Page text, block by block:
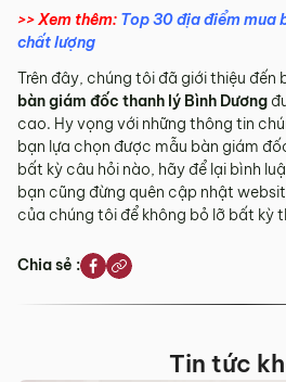
>> Xem thêm: Top 30 địa điểm mua
chất lượng
Trên đây, chúng tôi đã giới thiệu
bàn giám đốc thanh lý Bình Dương
cao. Hy vọng với những thông tin
bạn lựa chọn được mẫu bàn giám
bất kỳ câu hỏi nào, hãy để lại bình
bạn cũng đừng quên cập nhật
của chúng tôi để không bỏ lỡ bất kỳ
Chia sẻ :
Tin tức